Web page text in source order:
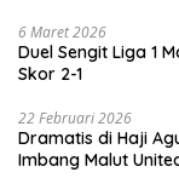
6 Maret 2026
Duel Sengit Liga 1
Skor 2-1
22 Februari 2026
Dramatis di Haji
Imbang Malut